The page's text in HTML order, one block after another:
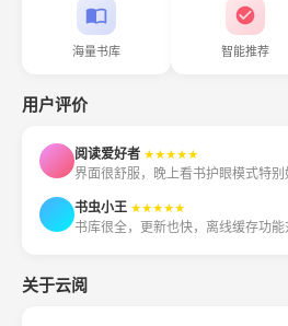
海量书库 智能推荐
用户评价
阅读爱好者 ★★★★★
界面很舒服，晚上看书护眼模式特
书虫小王 ★★★★★
书库很全，更新也快，离线缓存功
关于云阅